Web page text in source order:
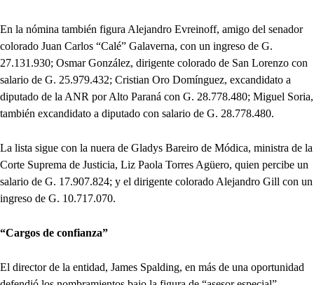
En la nómina también figura Alejandro Evreinoff, amigo del senador
colorado Juan Carlos “Calé” Galaverna, con un ingreso de G.
27.131.930; Osmar González, dirigente colorado de San Lorenzo con
salario de G. 25.979.432; Cristian Oro Domínguez, excandidato a
diputado de la ANR por Alto Paraná con G. 28.778.480; Miguel Soria,
también excandidato a diputado con salario de G. 28.778.480.
La lista sigue con la nuera de Gladys Bareiro de Módica, ministra de la
Corte Suprema de Justicia, Liz Paola Torres Agüero, quien percibe un
salario de G. 17.907.824; y el dirigente colorado Alejandro Gill con un
ingreso de G. 10.717.070.
“Cargos de confianza”
El director de la entidad, James Spalding, en más de una oportunidad